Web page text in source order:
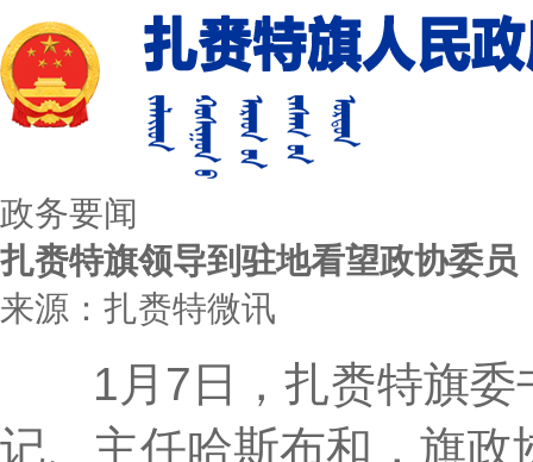
政务要闻
扎赉特旗领导到驻地看望政协委员
来源：扎赉特微讯
1月7日，扎赉特旗委
记、主任哈斯布和，旗